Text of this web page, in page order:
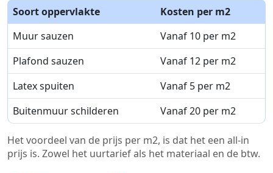
Soort oppervlakte
Kosten per m2
Muur sauzen
Vanaf 10 per m2
Plafond sauzen
Vanaf 12 per m2
Latex spuiten
Vanaf 5 per m2
Buitenmuur schilderen
Vanaf 20 per m2
Het voordeel van de prijs per m2, is dat het een all-in
prijs is. Zowel het uurtarief als het materiaal en de btw.